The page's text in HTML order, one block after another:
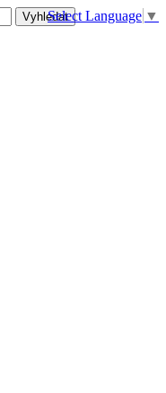
Select Language ▼